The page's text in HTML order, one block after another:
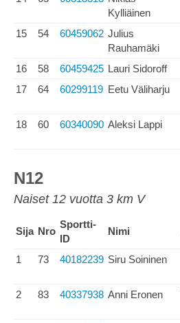
Kylliäinen
15 54 60459062 Julius
Rauhamäki
16 58 60459425 Lauri Sidoroff
17
64 60299119 Eetu Väliharju
18 60 60340090 Aleksi Lappi
N12
Naiset 12 vuotta 3 km V
Sija Nro
Sportti-
ID
Nimi
1 73 40182239 Siru Soininen
2 83 40337938 Anni Eronen